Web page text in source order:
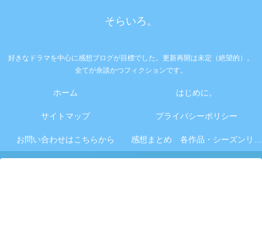
そらいろ。
好きなドラマを中心に感想ブログが目標でした。更新再開は未定（絶望的）。
全てが余談かつフィクションです。
ホーム はじめに。
サイトマップ プライバシーポリシー
お問い合わせはこちらから 感想まとめ 各作品・シーズンリンク集